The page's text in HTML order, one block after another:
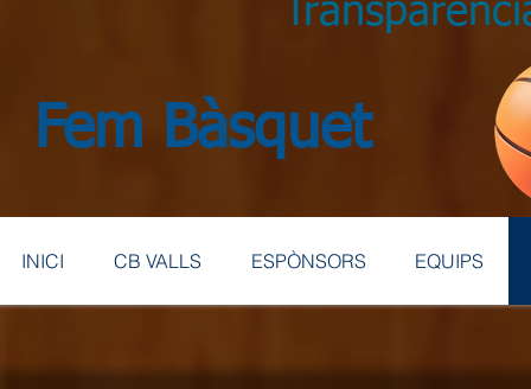
Fem Bàsquet
INICI CB VALLS ESPÒNSORS EQUIPS